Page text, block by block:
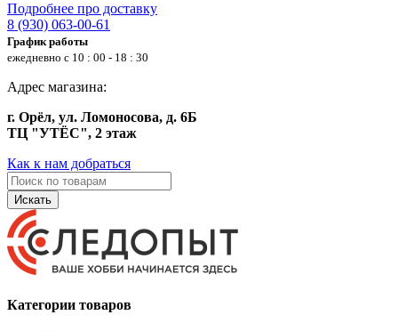
Подробнее про доставку
8 (930) 063-00-61
График работы
ежедневно с 10 : 00 - 18 : 30
Адрес магазина:
г. Орёл, ул. Ломоносова, д. 6Б
ТЦ "УТЁС", 2 этаж
Как к нам добраться
Искать
Категории товаров